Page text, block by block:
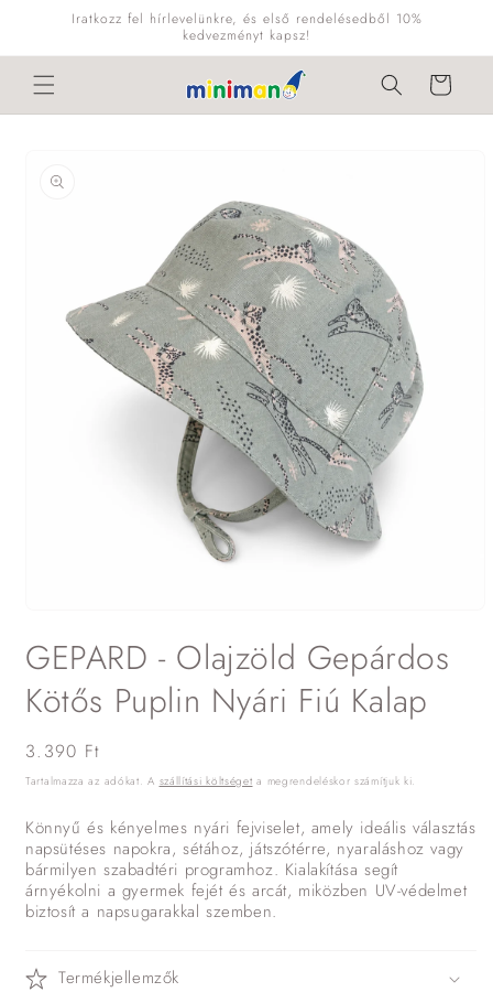
Ugrás aIratkozz fel hírlevelünkre, és első rendelésedből 10%
kedvezményt kapsz!
Kosár
ugrás a
termékadatokra
megnyitása
a
párbeszédpanelen
GEPARD - Olajzöld Gepárdos
Kötős Puplin Nyári Fiú Kalap
Normál
ár
3.390 Ft
Tartalmazza az adókat. A szállítási költséget a megrendeléskor számítjuk ki.
Könnyű és kényelmes nyári fejviselet, amely ideális választás
napsütéses napokra, sétához, játszótérre, nyaraláshoz vagy
bármilyen szabadtéri programhoz. Kialakítása segít
árnyékolni a gyermek fejét és arcát, miközben UV-védelmet
biztosít a napsugarakkal szemben.
Termékjellemzők